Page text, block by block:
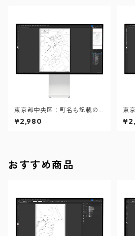
東京都中央区：町名も記載の
地図データ（PDF・Aiファイ
ル）
¥2,980
東
の
イ
おすすめ商品